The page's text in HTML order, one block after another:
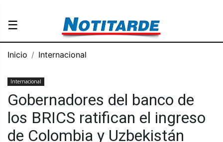
☰
Inicio Internacional
Internacional
Gobernadores del banco de
los BRICS ratifican el ingreso
de Colombia y Uzbekistán